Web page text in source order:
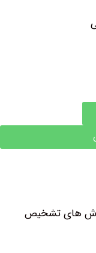
تشخیص